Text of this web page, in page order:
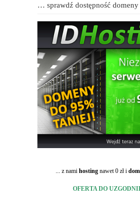
… sprawdź dostępność domeny
... z nami hosting nawet 0 zł i
OFERTA DO